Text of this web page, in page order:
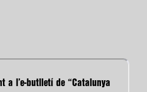
a l’e-butlletí de “Catalunya